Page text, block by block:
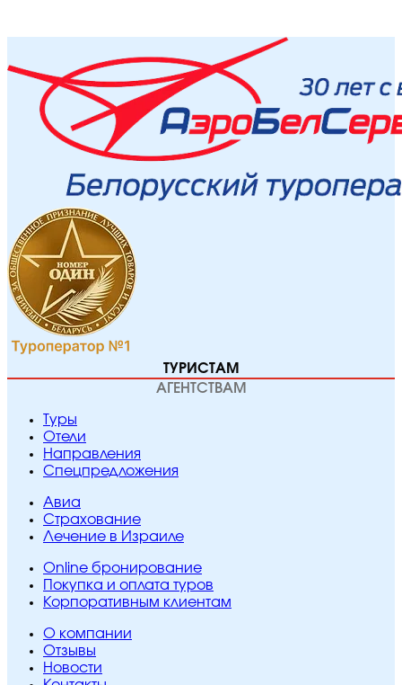
ТУРИСТАМ
АГЕНТСТВАМ
Туры
Отели
Направления
Спецпредложения
Авиа
Страхование
Лечение в Израиле
Online бронирование
Покупка и оплата туров
Корпоративным клиентам
O компании
Отзывы
Новости